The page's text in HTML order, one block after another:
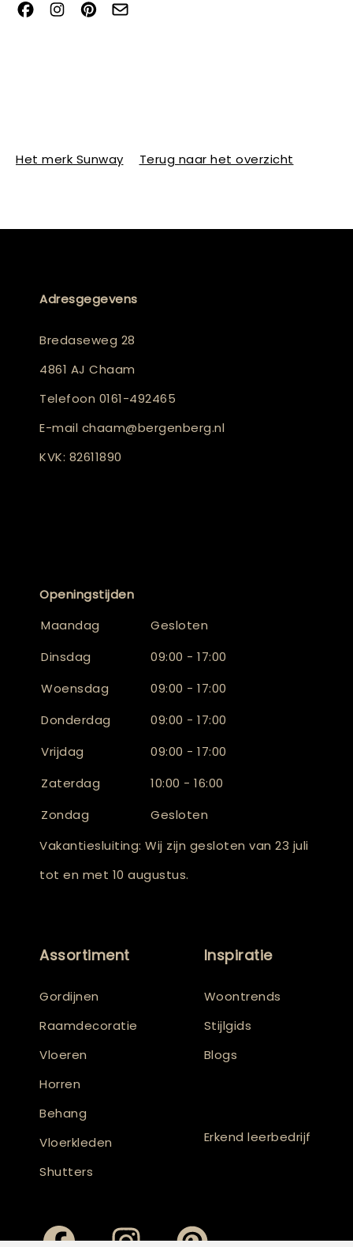
Het merk Sunway Terug naar het overzicht
Adresgegevens
Bredaseweg 28
4861 AJ Chaam
Telefoon 0161-492465
E-mail chaam@bergenberg.nl
KVK: 82611890
Openingstijden
Maandag
Gesloten
Dinsdag
09:00 - 17:00
Woensdag
09:00 - 17:00
Donderdag
09:00 - 17:00
Vrijdag
09:00 - 17:00
Zaterdag
10:00 - 16:00
Zondag
Gesloten
Vakantiesluiting: Wij zijn gesloten van 23 juli
tot en met 10 augustus.
Assortiment
Gordijnen
Raamdecoratie
Vloeren
Horren
Behang
Vloerkleden
Shutters
Inspiratie
Woontrends
Stijlgids
Blogs
Erkend leerbedrijf